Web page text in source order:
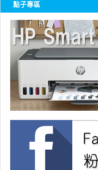
點子專區